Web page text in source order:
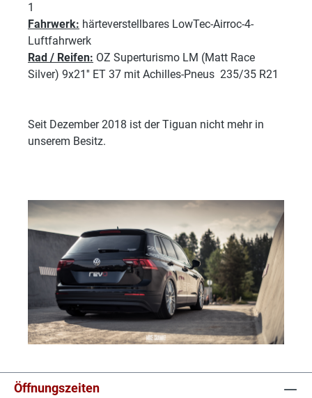
1
Fahrwerk: härteverstellbares LowTec-Airroc-4-
Luftfahrwerk
Rad / Reifen: OZ Superturismo LM (Matt Race
Silver) 9x21'' ET 37 mit Achilles-Pneus 235/35 R21
Seit Dezember 2018 ist der Tiguan nicht mehr in
unserem Besitz.
Öffnungszeiten